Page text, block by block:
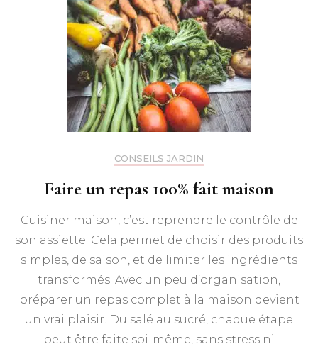
CONSEILS JARDIN
Faire un repas 100% fait maison
Cuisiner maison, c’est reprendre le contrôle de
son assiette. Cela permet de choisir des produits
simples, de saison, et de limiter les ingrédients
transformés. Avec un peu d’organisation,
préparer un repas complet à la maison devient
un vrai plaisir. Du salé au sucré, chaque étape
peut être faite soi-même, sans stress ni